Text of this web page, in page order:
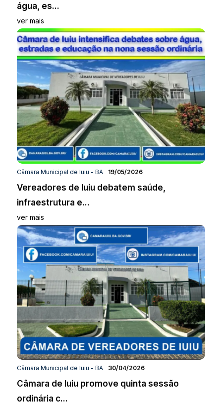
água, es...
ver mais
Câmara Municipal de Iuiu - BA 19/05/2026
Vereadores de Iuiu debatem saúde,
infraestrutura e...
ver mais
Câmara Municipal de Iuiu - BA 30/04/2026
Câmara de Iuiu promove quinta sessão
ordinária c...